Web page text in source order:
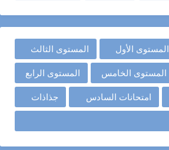
المستوى الأول المستوى الثالث
المستوى الخامس المستوى الرابع
امتحانات السادس جذاذات